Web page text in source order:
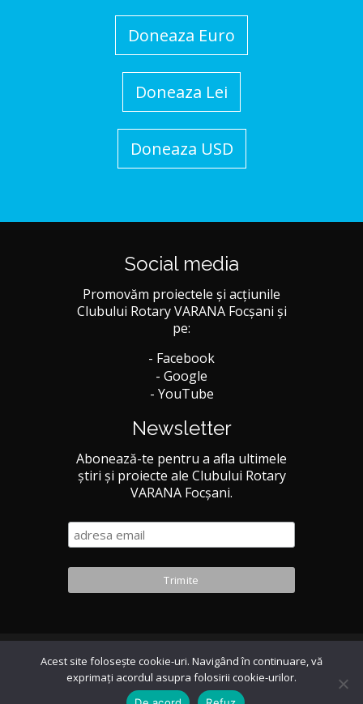
Doneaza Euro
Doneaza Lei
Doneaza USD
Social media
Promovăm proiectele și acțiunile
Clubului Rotary VARANA Focșani și
pe:
- Facebook
- Google
- YouTube
Newsletter
Abonează-te pentru a afla ultimele
știri și proiecte ale Clubului Rotary
VARANA Focșani.
Acest site foloseşte cookie-uri. Navigând în continuare, vă
exprimaţi acordul asupra folosirii cookie-urilor.
© 2026 Rotary VARANA Focsani